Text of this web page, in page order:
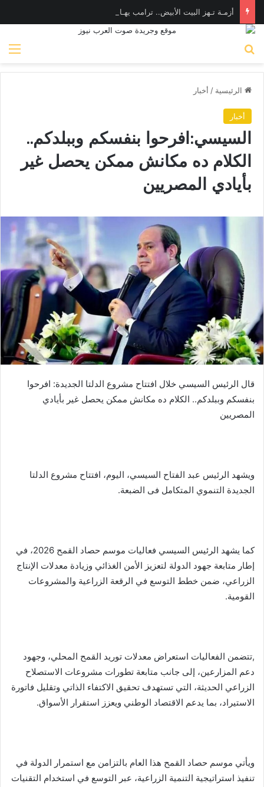
الرئيسية / أخبار
أخبار
السيسي:افرحوا بنفسكم وببلدكم..
الكلام ده مكانش ممكن يحصل غير
بأيادي المصريين
قال الرئيس السيسي خلال افتتاح مشروع الدلتا الجديدة: افرحوا
بنفسكم وببلدكم.. الكلام ده مكانش ممكن يحصل غير بأيادي
المصريين
ويشهد الرئيس عبد الفتاح السيسي، اليوم، افتتاح مشروع الدلتا
الجديدة التنموي المتكامل فى الضبعة.
كما يشهد الرئيس السيسي فعاليات موسم حصاد القمح 2026، في
إطار متابعة جهود الدولة لتعزيز الأمن الغذائي وزيادة معدلات الإنتاج
الزراعي، ضمن خطط التوسع في الرقعة الزراعية والمشروعات
القومية.
,تتضمن الفعاليات استعراض معدلات توريد القمح المحلي، وجهود
دعم المزارعين، إلى جانب متابعة تطورات مشروعات الاستصلاح
الزراعي الحديثة، التي تستهدف تحقيق الاكتفاء الذاتي وتقليل فاتورة
الاستيراد، بما يدعم الاقتصاد الوطني ويعزز استقرار الأسواق.
ويأتي موسم حصاد القمح هذا العام بالتزامن مع استمرار الدولة في
تنفيذ استراتيجية التنمية الزراعية، عبر التوسع في استخدام التقنيات